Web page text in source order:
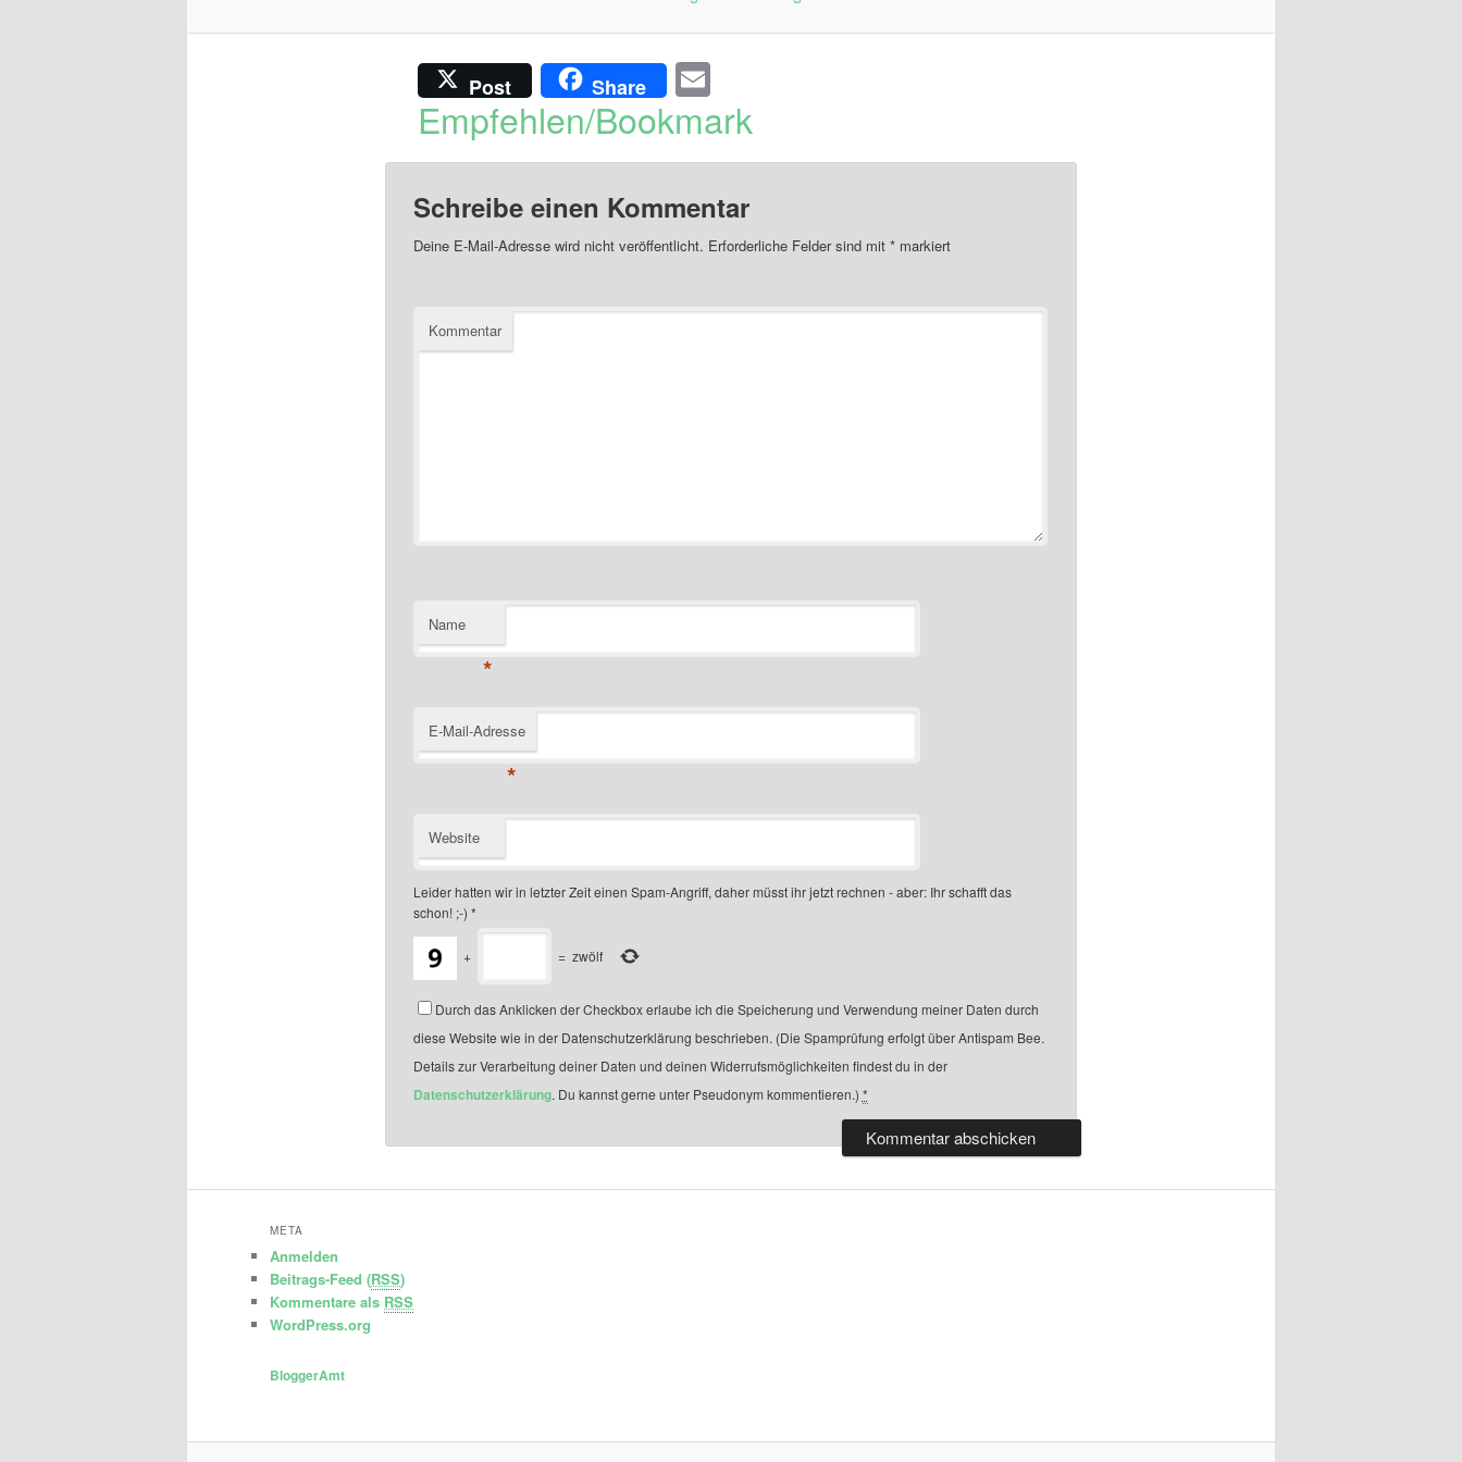
Post Share Email
Empfehlen/Bookmark
Schreibe einen Kommentar
Deine E-Mail-Adresse wird nicht veröffentlicht. Erforderliche Felder sind mit *markiert
Kommentar
Name
*
E-Mail-Adresse
*
Website
Leider hatten wir in letzter Zeit einen Spam-Angriff, daher müsst ihr jetzt rechnen - aber: Ihr schafft das
schon! ;-) *
+ = zwölf
Durch das Anklicken der Checkbox erlaube ich die Speicherung und Verwendung meiner Daten durch
diese Website wie in der Datenschutzerklärung beschrieben. (Die Spamprüfung erfolgt über Antispam Bee.
Details zur Verarbeitung deiner Daten und deinen Widerrufsmöglichkeiten findest du in der
Datenschutzerklärung. Du kannst gerne unter Pseudonym kommentieren.) *
META
Anmelden
Beitrags-Feed (RSS)
Kommentare als RSS
WordPress.org
BloggerAmt